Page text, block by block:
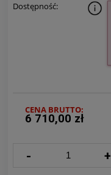
Dostępność:
CENA BRUTTO:
6 710,00 zł
- +